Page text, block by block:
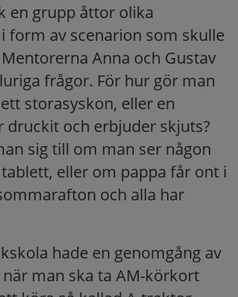
en grupp åttor olika
form av scenarion som skulle
Anna och Gustav
frågor. För hur gör man
storasyskon, eller en
druckit och erbjuder skjuts?
sig till om man ser någon
eller om pappa får ont i
och alla har
hade en genomgång av
man ska ta AM-körkort